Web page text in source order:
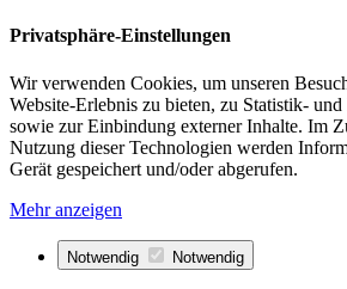
Privatsphäre-Einstellungen
Wir verwenden Cookies, um unseren
Website-Erlebnis zu bieten, zu Statistik-
sowie zur Einbindung externer Inhalte. Im
Nutzung dieser Technologien werden
Gerät gespeichert und/oder abgerufen.
Mehr anzeigen
Notwendig Notwendig